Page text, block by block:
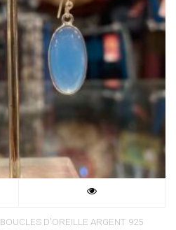
BOUCLES D'OREILLE ARGENT 925